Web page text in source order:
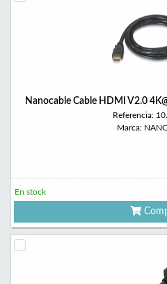
Nanocable Cable HDMI V2.0
Referencia:
Marca:
En stock